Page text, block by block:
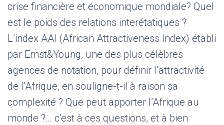
crise financière et économique mondiale? Quel
est le poids des relations interétatiques ?
L’index AAI (African Attractiveness Index) établi
par Ernst&Young, une des plus célèbres
agences de notation, pour définir l’attractivité
de l’Afrique, en souligne-t-il à raison sa
complexité ? Que peut apporter l’Afrique au
monde ?… c’est à ces questions, et à bien